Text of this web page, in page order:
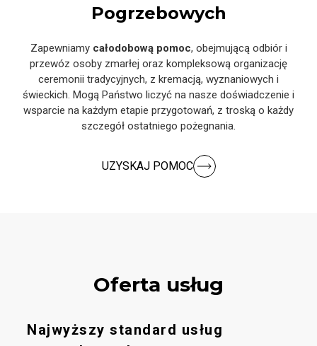
Pogrzebowych
Zapewniamy całodobową pomoc, obejmującą odbiór i
przewóz osoby zmarłej oraz kompleksową organizację
ceremonii tradycyjnych, z kremacją, wyznaniowych i
świeckich. Mogą Państwo liczyć na nasze doświadczenie i
wsparcie na każdym etapie przygotowań, z troską o każdy
szczegół ostatniego pożegnania.
UZYSKAJ POMOC
Oferta usług
Najwyższy standard usług